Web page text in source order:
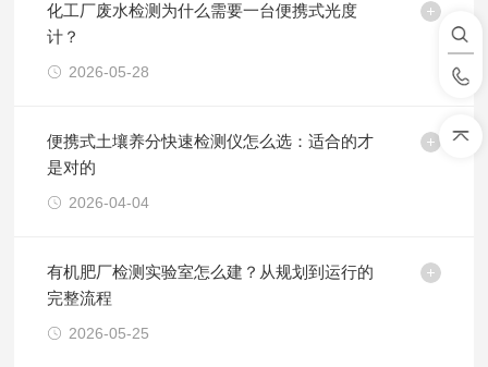
化工厂废水检测为什么需要一台便携式光度
计？
2026-05-28
便携式土壤养分快速检测仪怎么选：适合的才
是对的
2026-04-04
有机肥厂检测实验室怎么建？从规划到运行的
完整流程
2026-05-25